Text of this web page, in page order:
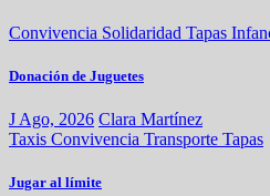
Convivencia Solidaridad Tapas
Donación de Juguetes
J Ago, 2026 Clara Martínez
Taxis Convivencia Transporte Tapas
Jugar al límite